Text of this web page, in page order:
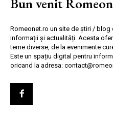
Romeonet.ro un site de știri /
informații și actualități. Acesta
teme diverse, de la evenimente
Este un spațiu digital pentru
oricand la adresa: